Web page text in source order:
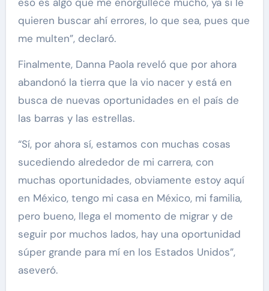
quieren buscar ahí errores, lo que sea, pues que
me multen”, declaró.
Finalmente, Danna Paola reveló que por ahora
abandonó la tierra que la vio nacer y está en
busca de nuevas oportunidades en el país de
las barras y las estrellas.
“Sí, por ahora sí, estamos con muchas cosas
sucediendo alrededor de mi carrera, con
muchas oportunidades, obviamente estoy aquí
en México, tengo mi casa en México, mi familia,
pero bueno, llega el momento de migrar y de
seguir por muchos lados, hay una oportunidad
súper grande para mí en los Estados Unidos”,
aseveró.